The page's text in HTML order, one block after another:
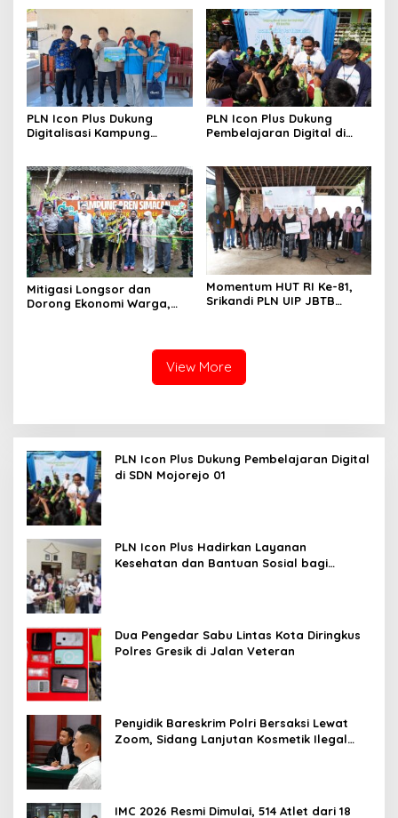
PLN Icon Plus Dukung
Digitalisasi Kampung
Rajatama
PLN Icon Plus Dukung
Pembelajaran Digital di
Mitigasi Longsor dan
Dorong Ekonomi Warga,
Momentum HUT RI Ke-81,
Srikandi PLN UIP JBTB
View More
PLN Icon Plus Dukung Pembelajaran Digital
di SDN Mojorejo 01
PLN Icon Plus Hadirkan Layanan
Kesehatan dan Bantuan Sosial bagi
Dua Pengedar Sabu Lintas Kota Diringkus
Polres Gresik di Jalan Veteran
Penyidik Bareskrim Polri Bersaksi Lewat
Zoom, Sidang Lanjutan Kosmetik Ilegal
IMC 2026 Resmi Dimulai, 514 Atlet dari 18